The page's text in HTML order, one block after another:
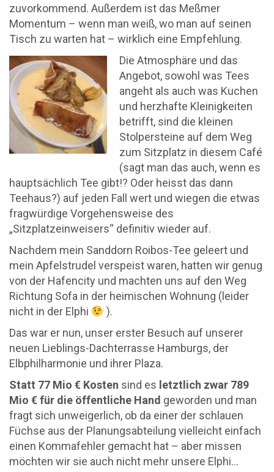
zuvorkommend. Außerdem ist das Meßmer
Momentum – wenn man weiß, wo man auf seinen
Tisch zu warten hat – wirklich eine Empfehlung.
Die Atmosphäre und das
Angebot, sowohl was Tees
angeht als auch was Kuchen
und herzhafte Kleinigkeiten
betrifft, sind die kleinen
Stolpersteine auf dem Weg
zum Sitzplatz in diesem Café
(sagt man das auch, wenn es
hauptsächlich Tee gibt!? Oder heisst das dann
Teehaus?) auf jeden Fall wert und wiegen die etwas
fragwürdige Vorgehensweise des
„Sitzplatzeinweisers“ definitiv wieder auf.
Nachdem mein Sanddorn Roibos-Tee geleert und
mein Apfelstrudel verspeist waren, hatten wir genug
von der Hafencity und machten uns auf den Weg
Richtung Sofa in der heimischen Wohnung (leider
nicht in der Elphi
).
Das war er nun, unser erster Besuch auf unserer
neuen Lieblings-Dachterrasse Hamburgs, der
Elbphilharmonie und ihrer Plaza.
Statt 77 Mio € Kosten sind es letztlich zwar 789
Mio € für die öffentliche Hand geworden und man
fragt sich unweigerlich, ob da einer der schlauen
Füchse aus der Planungsabteilung vielleicht einfach
einen Kommafehler gemacht hat – aber missen
möchten wir sie auch nicht mehr unsere Elphi…